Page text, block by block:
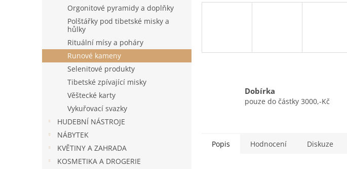
Orgonitové pyramidy a doplňky
Polštářky pod tibetské misky a
hůlky
Rituální mísy a poháry
Runové kameny
Selenitové produkty
Tibetské zpívající misky
Věštecké karty
Vykuřovací svazky
HUDEBNÍ NÁSTROJE
NÁBYTEK
KVĚTINY A ZAHRADA
KOSMETIKA A DROGERIE
Dobírka
pouze do částky 3000,-Kč
Popis Hodnocení Diskuze